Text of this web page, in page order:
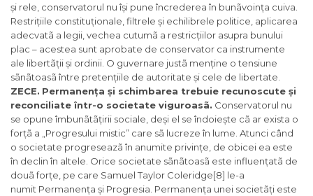
și rele, conservatorul nu își pune încrederea în bunãvoința cuiva.
Restrițiile constituționale, filtrele și echilibrele politice, aplicarea
adecvatã a legii, vechea cutumã a restricțiilor asupra bunului
plac – acestea sunt aprobate de conservator ca instrumente
ale libertãții și ordinii. O guvernare justã menține o tensiune
sãnãtoasã între pretențiile de autoritate și cele de libertate.
ZECE. Permanența și schimbarea trebuie recunoscute și
reconciliate într-o societate viguroasã. Conservatorul nu
se opune îmbunãtãțirii sociale, deși el se îndoiește cã ar exista o
forțã a „Progresului mistic” care sã lucreze în lume. Atunci când
o societate progreseazã în anumite privințe, de obicei ea este
în declin în altele. Orice societate sãnãtoasã este influențatã de
douã forțe, pe care Samuel Taylor Coleridge[8] le-a
numit Permanența și Progresia . Permanența unei societãți este